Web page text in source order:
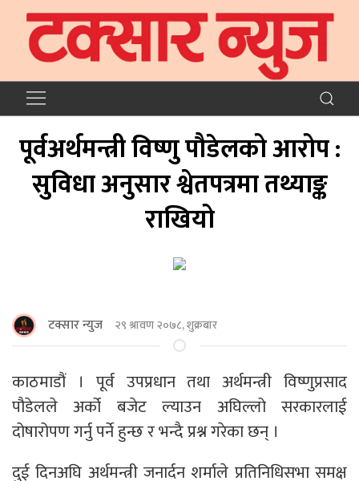
पूर्वअर्थमन्त्री विष्णु पौडेलको आरोप :
सुविधा अनुसार श्वेतपत्रमा तथ्याङ्क
राखियो
टक्सार न्युज २९ श्रावण २०७८, शुक्रबार
काठमाडौं । पूर्व उपप्रधान तथा अर्थमन्त्री विष्णुप्रसाद
पौडेलले अर्को बजेट ल्याउन अघिल्लो सरकारलाई
दोषारोपण गर्नु पर्ने हुन्छ र भन्दै प्रश्न गरेका छन् ।
दुई दिनअघि अर्थमन्त्री जनार्दन शर्माले प्रतिनिधिसभा समक्ष